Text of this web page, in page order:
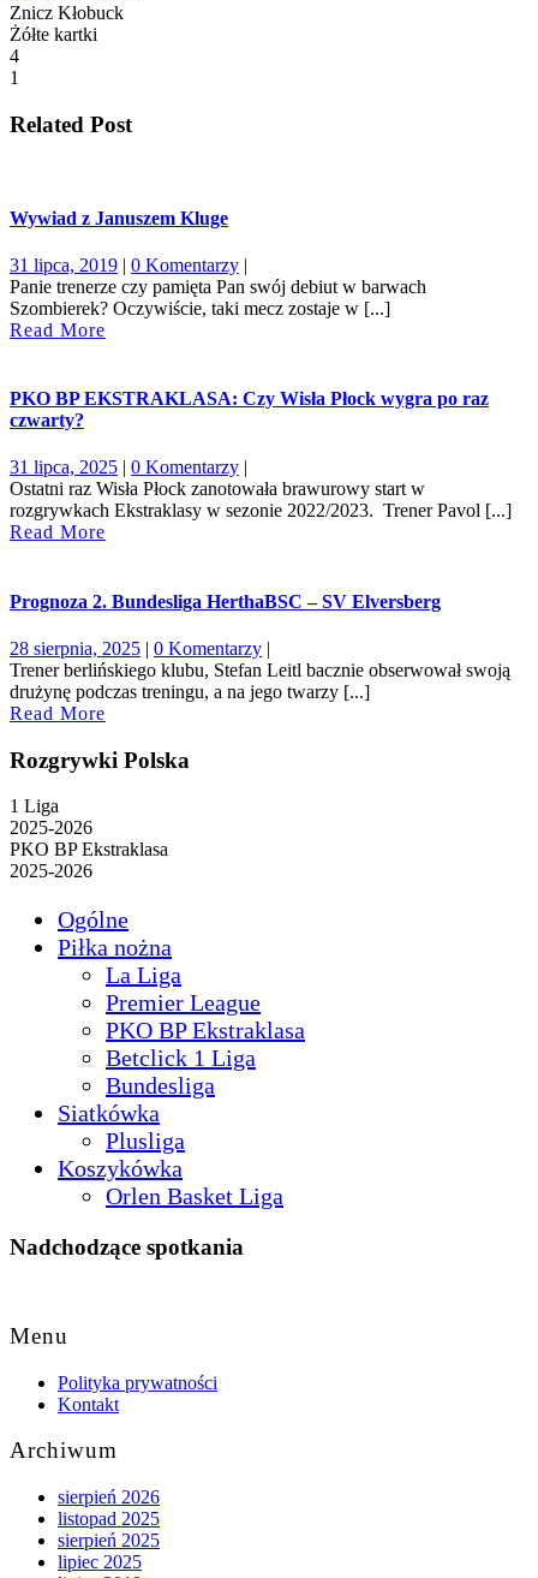
Znicz Kłobuck
Żółte kartki
4
1
Related Post
Wywiad z Januszem Kluge
31 lipca, 201931
lipca,
2019
| 0 Komentarzy |
Panie trenerze czy pamięta Pan swój debiut w barwach
Szombierek? Oczywiście, taki mecz zostaje w [...]
Read More
PKO BP EKSTRAKLASA: Czy Wisła Płock wygra po raz
czwarty?
31 lipca, 202531
lipca,
2025
| 0 Komentarzy |
Ostatni raz Wisła Płock zanotowała brawurowy start w
rozgrywkach Ekstraklasy w sezonie 2022/2023. Trener Pavol [...]
Read More
Prognoza 2. Bundesliga HerthaBSC – SV Elversberg
28 sierpnia, 202528
sierpnia,
2025
| 0 Komentarzy |
Trener berlińskiego klubu, Stefan Leitl bacznie obserwował swoją
drużynę podczas treningu, a na jego twarzy [...]
Read More
Rozgrywki Polska
1 Liga
2025-2026
PKO BP Ekstraklasa
2025-2026
Ogólne
Piłka nożna
La Liga
Premier League
PKO BP Ekstraklasa
Betclick 1 Liga
Bundesliga
Siatkówka
Plusliga
Koszykówka
Orlen Basket Liga
Nadchodzące spotkania
to
Top
Menu
Polityka prywatności
Kontakt
Archiwum
sierpień 2026
listopad 2025
sierpień 2025
lipiec 2025